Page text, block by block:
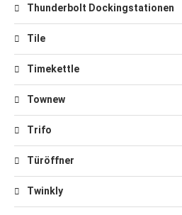
Thunderbolt Dockingstationen
Tile
Timekettle
Townew
Trifo
Türöffner
Twinkly